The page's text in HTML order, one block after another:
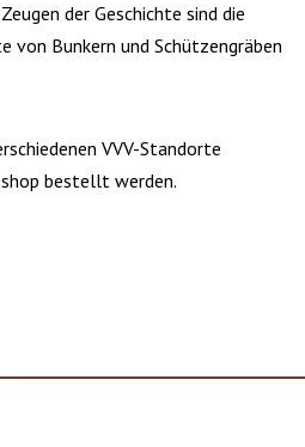
der Geschichte sind die
von Bunkern und Schützengräben
VVV-Standorte
bestellt werden.